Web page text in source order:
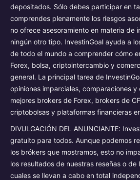
depositados. Sólo debes participar en
comprendes plenamente los riesgos
no ofrece asesoramiento en materia de
ningún otro tipo. InvestinGoal ayuda a
de todo el mundo a comprender cómo
Forex, bolsa, criptointercambio y
general. La principal tarea de
opiniones imparciales, comparaciones
mejores brokers de Forex, brokers de
criptobolsas y plataformas financieras
DIVULGACIÓN DEL ANUNCIANTE:
gratuito para todos. Aunque podemos
los brókers que mostramos, esto no
los resultados de nuestras reseñas o de
cuales se llevan a cabo en total